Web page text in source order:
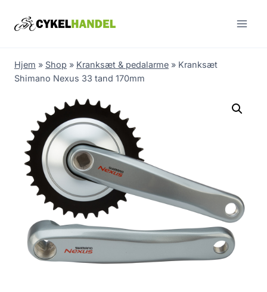
Hjem » Shop » Kranksæt & pedalarme » Kranksæt
Shimano Nexus 33 tand 170mm